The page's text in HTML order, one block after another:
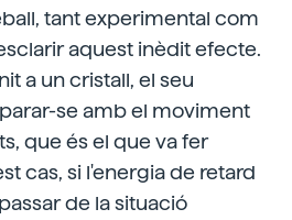
tant experimental com
aquest inèdit efecte.
a un cristall, el seu
se amb el moviment
que és el que va fer
cas, si l'energia de retard
de la situació